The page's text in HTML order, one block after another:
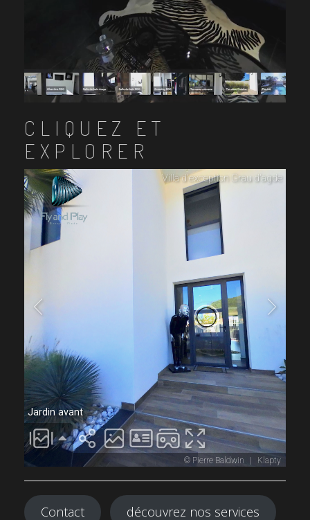
CLIQUEZ ET
EXPLORER
Contact découvrez nos services